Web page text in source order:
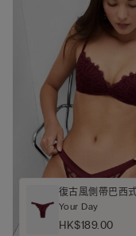
復古風側帶巴西
Your Day
HK$189.00